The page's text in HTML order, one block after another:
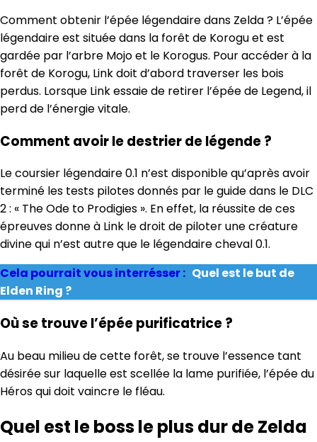
Comment obtenir l’épée légendaire dans Zelda ? L’épée
légendaire est située dans la forêt de Korogu et est
gardée par l’arbre Mojo et le Korogus. Pour accéder à la
forêt de Korogu, Link doit d’abord traverser les bois
perdus. Lorsque Link essaie de retirer l’épée de Legend, il
perd de l’énergie vitale.
Comment avoir le destrier de légende ?
Le coursier légendaire 0.1 n’est disponible qu’après avoir
terminé les tests pilotes donnés par le guide dans le DLC
2 : « The Ode to Prodigies ». En effet, la réussite de ces
épreuves donne à Link le droit de piloter une créature
divine qui n’est autre que le légendaire cheval 0.1.
Cela pourrait vous interrésser : Quel est le but de
Elden Ring ?
Où se trouve l’épée purificatrice ?
Au beau milieu de cette forêt, se trouve l’essence tant
désirée sur laquelle est scellée la lame purifiée, l’épée du
Héros qui doit vaincre le fléau.
Quel est le boss le plus dur de Zelda